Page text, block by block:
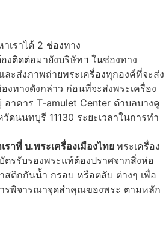
เราได้ 2 ช่องทาง
องติดต่อมายังบริษัทฯ ในช่องทาง
ละส่งภาพถ่ายพระเครื่องทุกองค์ที่จะส่ง
งทางดังกล่าว ก่อนที่จะส่งพระเครื่อง
าคาร T-amulet Center ตำบลบางคู
วัดนนทบุรี 11130 ระยะเวลาในการทำ
ราที่ บ.พระเครื่องเมืองไทย พระเครื่อง
ตรรับรองพระแท้ต้องปราศจากสิ่งห่อ
ติกกันน้ำ กรอบ หรือตลับ ต่างๆ เพื่อ
รพิจารณาจุดสำคุณของพระ ตามหลัก